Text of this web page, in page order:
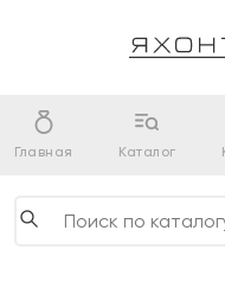
Главная Каталог